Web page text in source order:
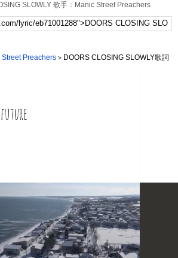
SLOWLY 歌手：Manic Street Preachers
Street Preachers DOORS CLOSING SLOWLY歌詞